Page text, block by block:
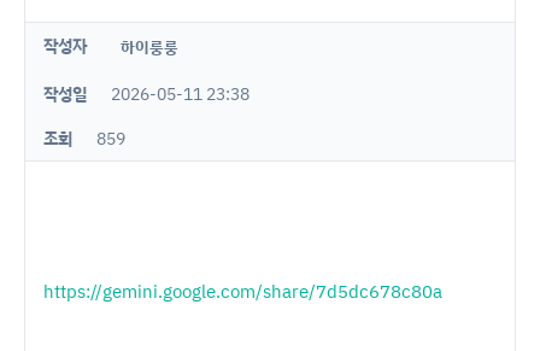
작성자 하이룽룽
작성일
2026-05-11 23:38
조회
859
https://gemini.google.com/share/7d5dc678c80a